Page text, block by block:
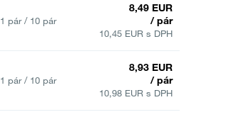
1 pár / 10 pár
8,49 EUR
/ pár
10,45 EUR s DPH
1 pár / 10 pár
8,93 EUR
/ pár
10,98 EUR s DPH